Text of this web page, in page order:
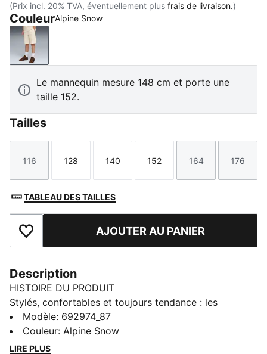
(Prix incl. 20% TVA, éventuellement plus frais de livraison.)
CouleurAlpine Snow
Alpine Snow
Le mannequin mesure 148 cm et porte une
taille 152.
Tailles
Taille
116
Taille
128
Taille
140
Taille
152
Taille
164
Taille
176
TABLEAU DES TAILLES
Ajouter aux favorisAJOUTER AU PANIER
Description
HISTOIRE DU PRODUIT
Stylés, confortables et toujours tendance : les
essentiels PUMA sont faits pour les journées de
détente. Pour chiller à la maison, prendre un café ou
pour t’activer, ces modèles trouvent l’équilibre parfait
Modèle: 692974_87
Couleur: Alpine Snow
LIRE PLUS